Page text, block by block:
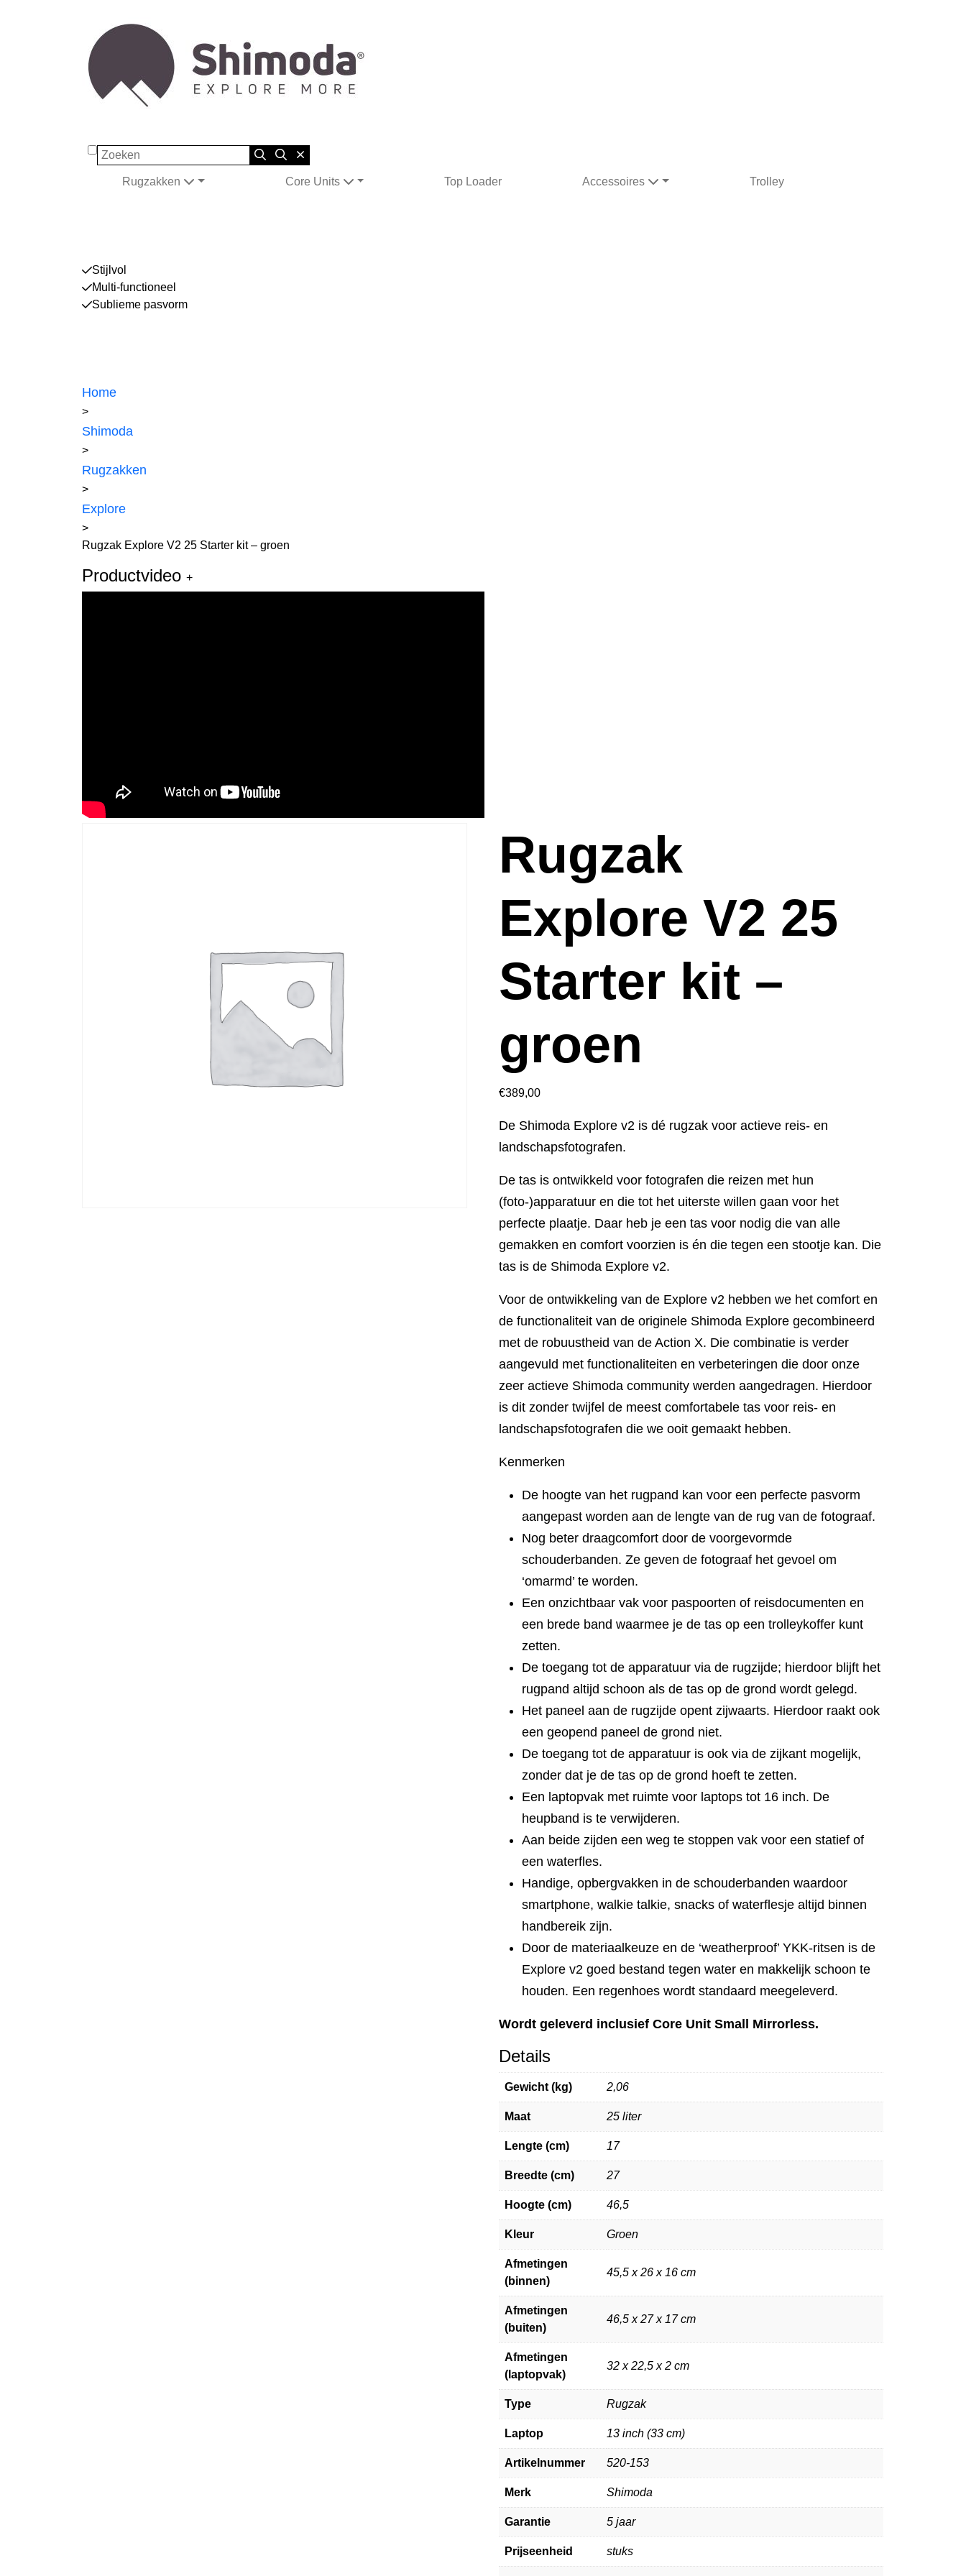
Zoeken
Rugzakken Core Units Top Loader Accessoires Trolley
Stijlvol
Multi-functioneel
Sublieme pasvorm
Home
>
Shimoda
>
Rugzakken
>
Explore
>
Rugzak Explore V2 25 Starter kit – groen
Productvideo +
Rugzak
Explore V2 25
Starter kit –
groen
€389,00
De Shimoda Explore v2 is dé rugzak voor actieve reis- en
landschapsfotografen.
De tas is ontwikkeld voor fotografen die reizen met hun
(foto-)apparatuur en die tot het uiterste willen gaan voor het
perfecte plaatje. Daar heb je een tas voor nodig die van alle
gemakken en comfort voorzien is én die tegen een stootje kan. Die
tas is de Shimoda Explore v2.
Voor de ontwikkeling van de Explore v2 hebben we het comfort en
de functionaliteit van de originele Shimoda Explore gecombineerd
met de robuustheid van de Action X. Die combinatie is verder
aangevuld met functionaliteiten en verbeteringen die door onze
zeer actieve Shimoda community werden aangedragen. Hierdoor
is dit zonder twijfel de meest comfortabele tas voor reis- en
landschapsfotografen die we ooit gemaakt hebben.
Kenmerken
De hoogte van het rugpand kan voor een perfecte pasvorm
aangepast worden aan de lengte van de rug van de fotograaf.
Nog beter draagcomfort door de voorgevormde
schouderbanden. Ze geven de fotograaf het gevoel om
‘omarmd’ te worden.
Een onzichtbaar vak voor paspoorten of reisdocumenten en
een brede band waarmee je de tas op een trolleykoffer kunt
zetten.
De toegang tot de apparatuur via de rugzijde; hierdoor blijft het
rugpand altijd schoon als de tas op de grond wordt gelegd.
Het paneel aan de rugzijde opent zijwaarts. Hierdoor raakt ook
een geopend paneel de grond niet.
De toegang tot de apparatuur is ook via de zijkant mogelijk,
zonder dat je de tas op de grond hoeft te zetten.
Een laptopvak met ruimte voor laptops tot 16 inch. De
heupband is te verwijderen.
Aan beide zijden een weg te stoppen vak voor een statief of
een waterfles.
Handige, opbergvakken in de schouderbanden waardoor
smartphone, walkie talkie, snacks of waterflesje altijd binnen
handbereik zijn.
Door de materiaalkeuze en de ‘weatherproof’ YKK-ritsen is de
Explore v2 goed bestand tegen water en makkelijk schoon te
houden. Een regenhoes wordt standaard meegeleverd.
Wordt geleverd inclusief Core Unit Small Mirrorless.
Details
Gewicht (kg) 2,06
Maat 25 liter
Lengte (cm) 17
Breedte (cm) 27
Hoogte (cm) 46,5
Kleur Groen
Afmetingen
(binnen)
45,5 x 26 x 16 cm
Afmetingen
(buiten)
46,5 x 27 x 17 cm
Afmetingen
(laptopvak)
32 x 22,5 x 2 cm
Type Rugzak
Laptop 13 inch (33 cm)
Artikelnummer 520-153
Merk Shimoda
Garantie 5 jaar
Prijseenheid stuks